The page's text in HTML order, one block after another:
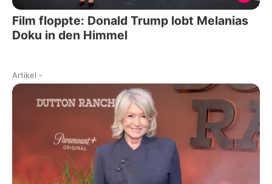
Film floppte: Donald Trump lobt Melanias
Doku in den Himmel
Artikel -